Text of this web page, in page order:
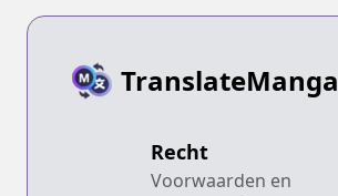
TranslateManga
Recht
Voorwaarden en